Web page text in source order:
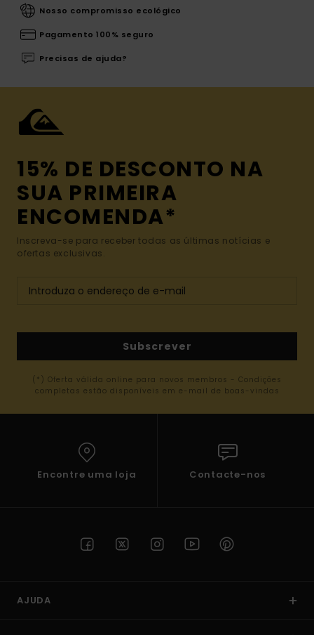
Nosso compromisso ecológico
Pagamento 100% seguro
Precisas de ajuda?
15% DE DESCONTO NA
SUA PRIMEIRA
ENCOMENDA*
Inscreva-se para receber todas as últimas notícias e
ofertas exclusivas.
Subscrever
(*) Oferta válida online para novos membros - Condições
completas estão disponíveis em e-mail de boas-vindas
Encontre uma loja Contacte-nos
AJUDA